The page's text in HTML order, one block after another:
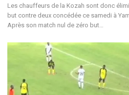
Les chauffeurs de la Kozah sont donc
but contre deux concédée ce samedi à
Après son match nul de zéro but…